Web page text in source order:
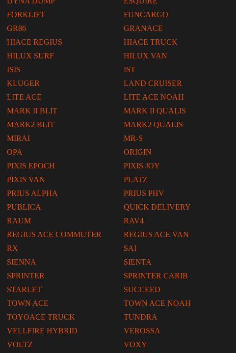
FORKLIFT FUNCARGO
GR86 GRANACE
HIACE REGIUS HIACE TRUCK
HILUX SURF HILUX VAN
ISIS IST
KLUGER LAND CRUISER
LITE ACE LITE ACE NOAH
MARK II BLIT MARK II QUALIS
MARK2 BLIT MARK2 QUALIS
MIRAI MR-S
OPA ORIGIN
PIXIS EPOCH PIXIS JOY
PIXIS VAN PLATZ
PRIUS ALPHA PRIUS PHV
PUBLICA QUICK DELIVERY
RAUM RAV4
REGIUS ACE COMMUTER REGIUS ACE VAN
RX SAI
SIENNA SIENTA
SPRINTER SPRINTER CARIB
STARLET SUCCEED
TOWN ACE TOWN ACE NOAH
TOYOACE TRUCK TUNDRA
VELLFIRE HYBRID VEROSSA
VOLTZ VOXY